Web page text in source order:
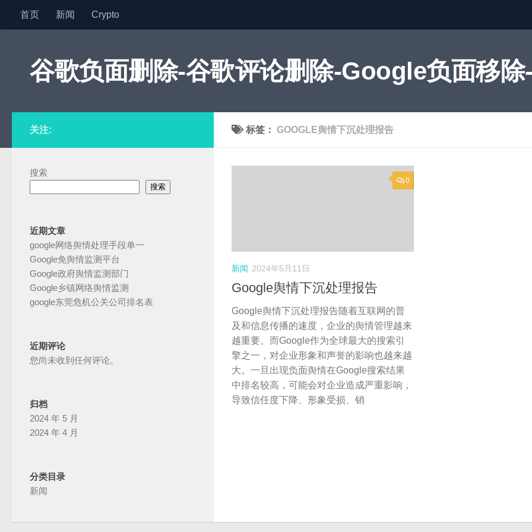
跳至内容
首页 新闻 Crypto
谷歌负面删除-谷歌评论删除-Google负面移
标签： GOOGLE舆情下沉处理报告
0
新闻 2024年5月11日
Google舆情下沉处理报告
Google舆情下沉处理报告随着互联网的普
及和信息传播的速度，企业的舆情管理越来
越重要。而Google作为全球最大的搜索引
擎之一，对企业形象和声誉的影响也越来越
大。一旦出现负面舆情在Google搜索结果
中排名较高，可能会对企业造成严重影响，
导致信任度下降、形象受损、销
关注:
搜索
搜索
近期文章
google网络舆情处理手段单一
Google免舆情监测平台
Google政府舆情监测部门
Google乡镇网络舆情监测
google东莞危机公关公司排名表
近期评论
您尚未收到任何评论。
归档
2024 年 5 月
2024 年 4 月
分类目录
新闻